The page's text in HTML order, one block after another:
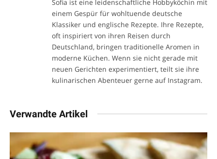
Sofia ist eine leidenschaftliche Hobbyköchin mit
einem Gespür für wohltuende deutsche
Klassiker und englische Rezepte. Ihre Rezepte,
oft inspiriert von ihren Reisen durch
Deutschland, bringen traditionelle Aromen in
moderne Küchen. Wenn sie nicht gerade mit
neuen Gerichten experimentiert, teilt sie ihre
kulinarischen Abenteuer gerne auf Instagram.
Verwandte Artikel